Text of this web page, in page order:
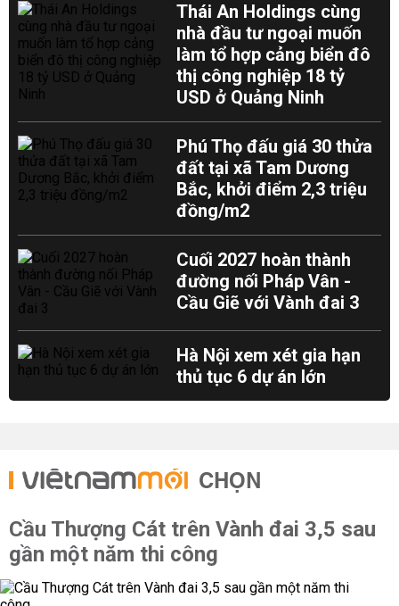
Thái An Holdings cùng
nhà đầu tư ngoại muốn
làm tổ hợp cảng biển đô
thị công nghiệp 18 tỷ
USD ở Quảng Ninh
Phú Thọ đấu giá 30 thửa
đất tại xã Tam Dương
Bắc, khởi điểm 2,3 triệu
đồng/m2
Cuối 2027 hoàn thành
đường nối Pháp Vân -
Cầu Giẽ với Vành đai 3
Hà Nội xem xét gia hạn
thủ tục 6 dự án lớn
CHỌN
Cầu Thượng Cát trên Vành đai 3,5 sau
gần một năm thi công